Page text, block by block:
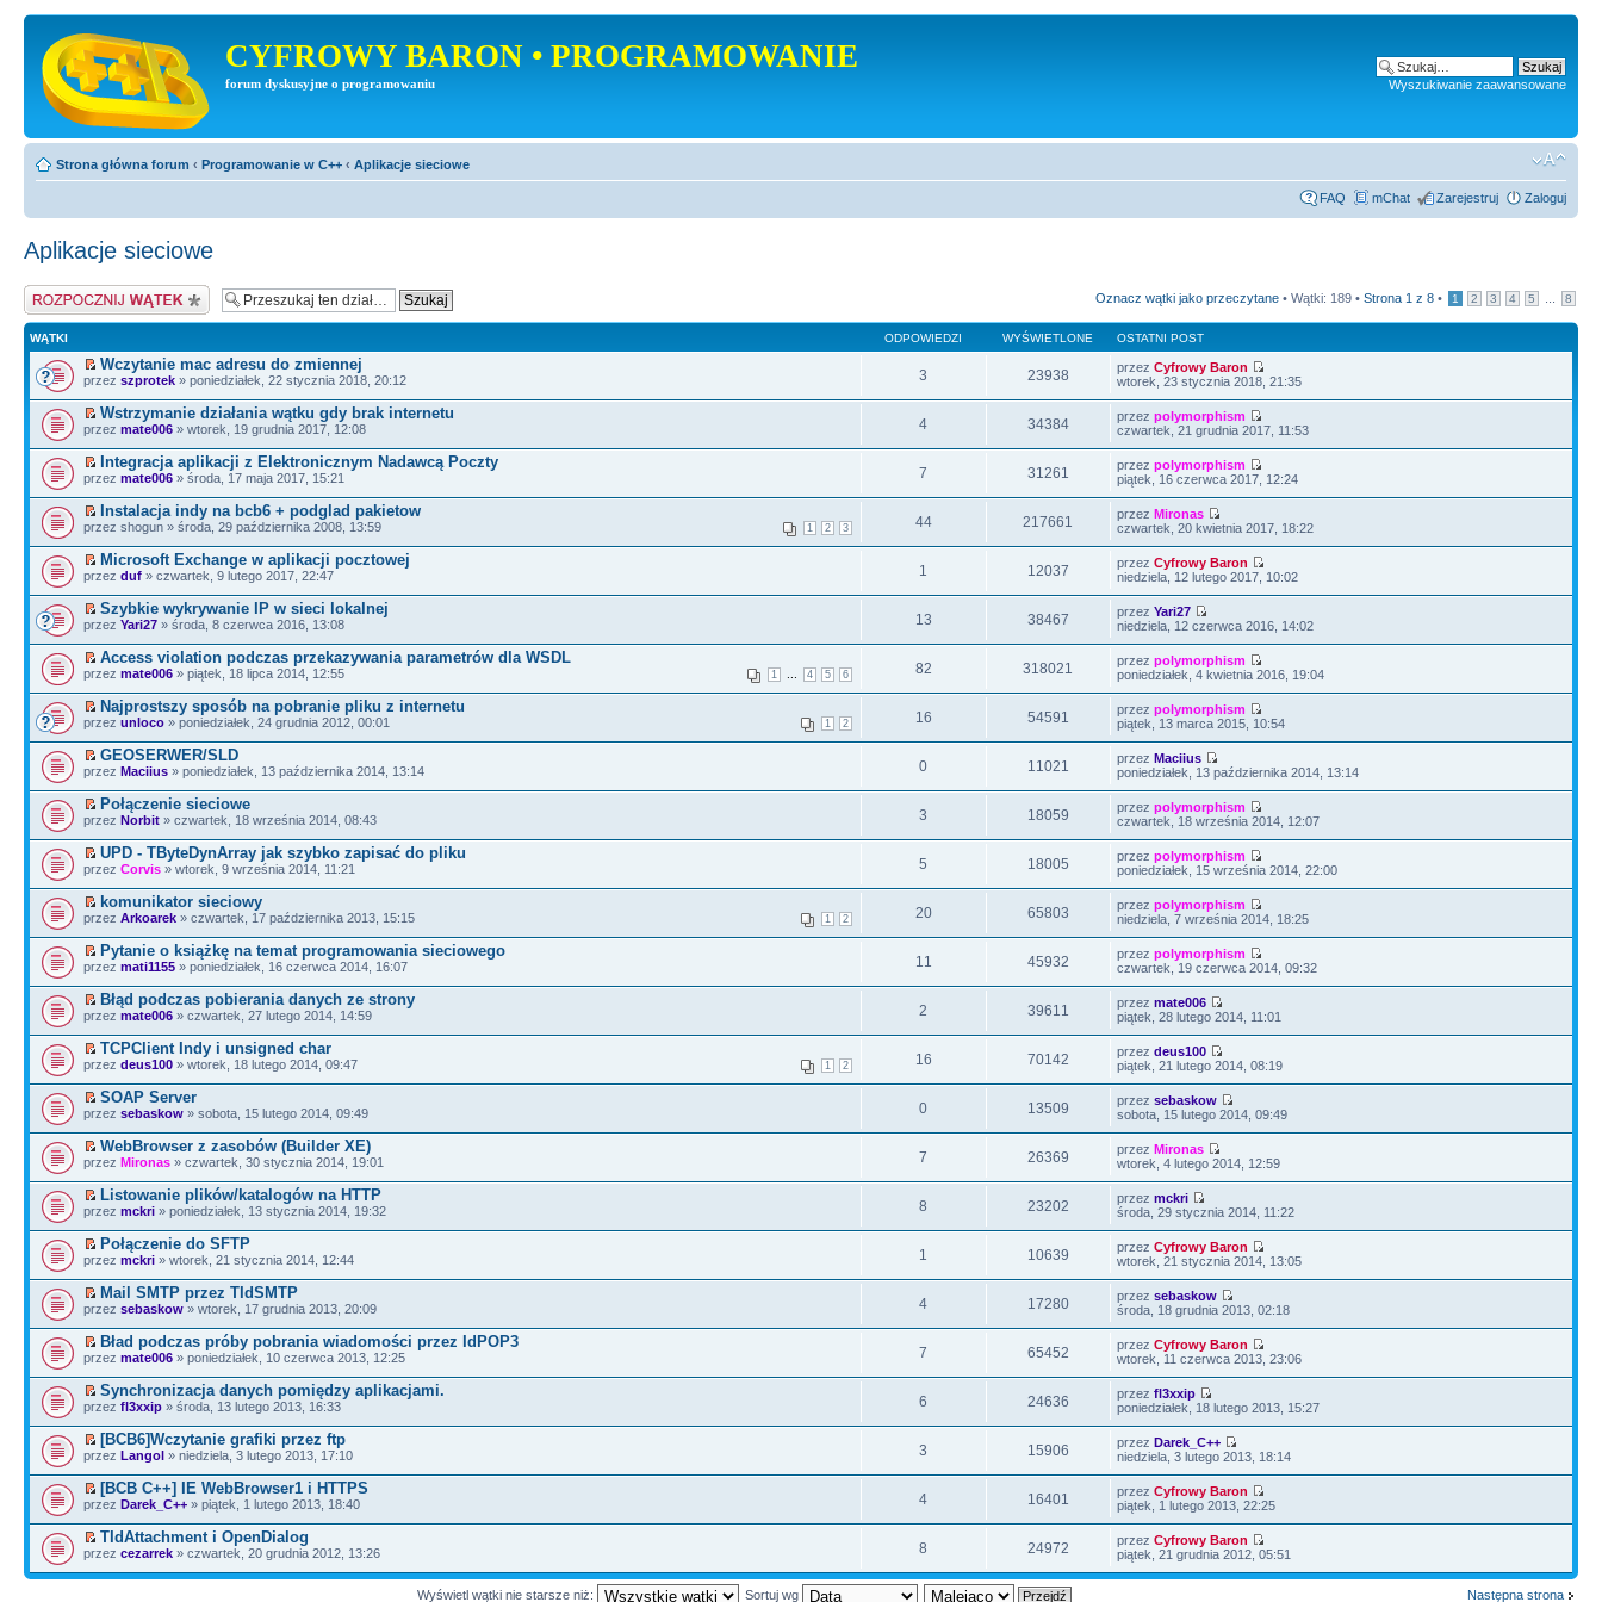
CYFROWY BARON • PROGRAMOWANIE
forum dyskusyjne o programowaniu Wyszukiwanie zaawansowane
Strona główna forum ‹ Programowanie w C++ ‹ Aplikacje sieciowe
FAQ mChat Zarejestruj Zaloguj
Aplikacje sieciowe
Napisz wątek Oznacz wątki jako przeczytane • Wątki: 189 • Strona 1 z 8 • 1 2 3 4 5 8
WĄTKI ODPOWIEDZI WYŚWIETLONE OSTATNI POST
Wczytanie mac adresu do zmiennej
przez szprotek » poniedziałek, 22 stycznia 2018, 20:12 3 23938 przezCyfrowy Baron
wtorek, 23 stycznia 2018, 21:35
Wstrzymanie działania wątku gdy brak internetu
przez mate006 » wtorek, 19 grudnia 2017, 12:08 4 34384 przezpolymorphism
czwartek, 21 grudnia 2017, 11:53
Integracja aplikacji z Elektronicznym Nadawcą Poczty
przez mate006 » środa, 17 maja 2017, 15:21 7 31261 przezpolymorphism
piątek, 16 czerwca 2017, 12:24
Instalacja indy na bcb6 + podglad pakietow
1 2 3
przez shogun » środa, 29 października 2008, 13:59 44 217661 przezMironas
czwartek, 20 kwietnia 2017, 18:22
Microsoft Exchange w aplikacji pocztowej
przez duf » czwartek, 9 lutego 2017, 22:47 1 12037 przezCyfrowy Baron
niedziela, 12 lutego 2017, 10:02
Szybkie wykrywanie IP w sieci lokalnej
przez Yari27 » środa, 8 czerwca 2016, 13:08 13 38467 przezYari27
niedziela, 12 czerwca 2016, 14:02
Access violation podczas przekazywania parametrów dla WSDL
1 4 5 6
przez mate006 » piątek, 18 lipca 2014, 12:55 82 318021 przezpolymorphism
poniedziałek, 4 kwietnia 2016, 19:04
Najprostszy sposób na pobranie pliku z internetu
1 2
przez unloco » poniedziałek, 24 grudnia 2012, 00:01 16 54591 przezpolymorphism
piątek, 13 marca 2015, 10:54
GEOSERWER/SLD
przez Maciius » poniedziałek, 13 października 2014, 13:14 0 11021 przezMaciius
poniedziałek, 13 października 2014, 13:14
Połączenie sieciowe
przez Norbit » czwartek, 18 września 2014, 08:43 3 18059 przezpolymorphism
czwartek, 18 września 2014, 12:07
UPD - TByteDynArray jak szybko zapisać do pliku
przez Corvis » wtorek, 9 września 2014, 11:21 5 18005 przezpolymorphism
poniedziałek, 15 września 2014, 22:00
komunikator sieciowy
1 2
przez Arkoarek » czwartek, 17 października 2013, 15:15 20 65803 przezpolymorphism
niedziela, 7 września 2014, 18:25
Pytanie o książkę na temat programowania sieciowego
przez mati1155 » poniedziałek, 16 czerwca 2014, 16:07 11 45932 przezpolymorphism
czwartek, 19 czerwca 2014, 09:32
Błąd podczas pobierania danych ze strony
przez mate006 » czwartek, 27 lutego 2014, 14:59 2 39611 przezmate006
piątek, 28 lutego 2014, 11:01
TCPClient Indy i unsigned char
1 2
przez deus100 » wtorek, 18 lutego 2014, 09:47 16 70142 przezdeus100
piątek, 21 lutego 2014, 08:19
SOAP Server
przez sebaskow » sobota, 15 lutego 2014, 09:49 0 13509 przezsebaskow
sobota, 15 lutego 2014, 09:49
WebBrowser z zasobów (Builder XE)
przez Mironas » czwartek, 30 stycznia 2014, 19:01 7 26369 przezMironas
wtorek, 4 lutego 2014, 12:59
Listowanie plików/katalogów na HTTP
przez mckri » poniedziałek, 13 stycznia 2014, 19:32 8 23202 przezmckri
środa, 29 stycznia 2014, 11:22
Połączenie do SFTP
przez mckri » wtorek, 21 stycznia 2014, 12:44 1 10639 przezCyfrowy Baron
wtorek, 21 stycznia 2014, 13:05
Mail SMTP przez TIdSMTP
przez sebaskow » wtorek, 17 grudnia 2013, 20:09 4 17280 przezsebaskow
środa, 18 grudnia 2013, 02:18
Bład podczas próby pobrania wiadomości przez IdPOP3
przez mate006 » poniedziałek, 10 czerwca 2013, 12:25 7 65452 przezCyfrowy Baron
wtorek, 11 czerwca 2013, 23:06
Synchronizacja danych pomiędzy aplikacjami.
przez fl3xxip » środa, 13 lutego 2013, 16:33 6 24636 przezfl3xxip
poniedziałek, 18 lutego 2013, 15:27
[BCB6]Wczytanie grafiki przez ftp
przez Langol » niedziela, 3 lutego 2013, 17:10 3 15906 przezDarek_C++
niedziela, 3 lutego 2013, 18:14
[BCB C++] IE WebBrowser1 i HTTPS
przez Darek_C++ » piątek, 1 lutego 2013, 18:40 4 16401 przezCyfrowy Baron
piątek, 1 lutego 2013, 22:25
TIdAttachment i OpenDialog
przez cezarrek » czwartek, 20 grudnia 2012, 13:26 8 24972 przezCyfrowy Baron
piątek, 21 grudnia 2012, 05:51
Następna strona
Wyświetl wątki nie starsze niż: Sortuj wg